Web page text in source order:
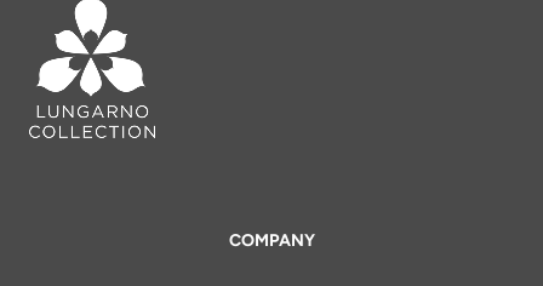
COMPANY